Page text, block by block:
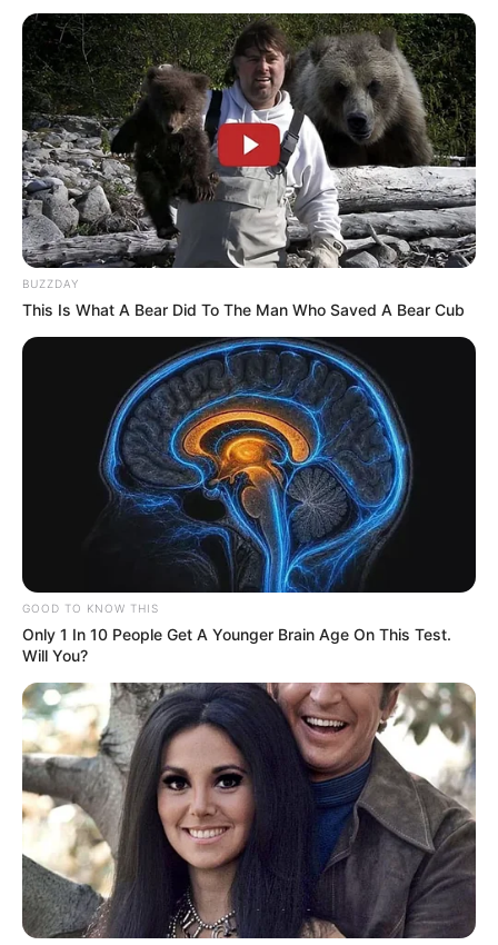
BUZZDAY
This Is What A Bear Did To The Man Who Saved A Bear Cub
GOOD TO KNOW THIS
Only 1 In 10 People Get A Younger Brain Age On This Test.
Will You?